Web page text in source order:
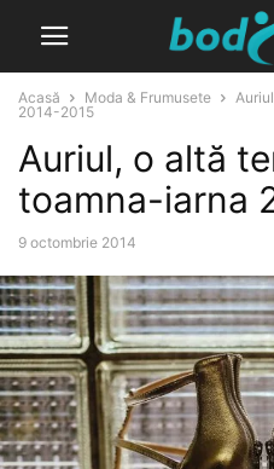
Acasă Moda & Frumusete
2014-2015
Auriul, o altă
toamna-iarna
9 octombrie 2014